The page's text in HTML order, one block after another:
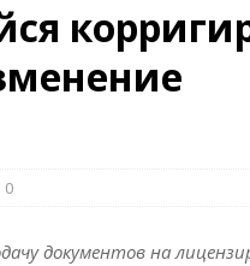
0
документов на